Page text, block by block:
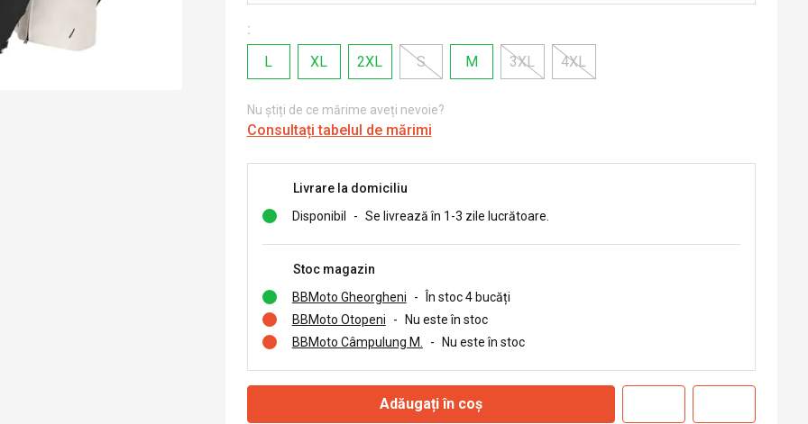
:
L
XL 2XL S M 3XL 4XL
Nu știți de ce mărime aveți nevoie?
Consultați tabelul de mărimi
Livrare la domiciliu
Disponibil
- Se livrează în 1-3 zile lucrătoare.
Stoc magazin
BBMoto Gheorgheni
-
În stoc 4 bucăți
BBMoto Otopeni
-
Nu este în stoc
BBMoto Câmpulung M.
- Nu este în stoc
Adăugați în coș